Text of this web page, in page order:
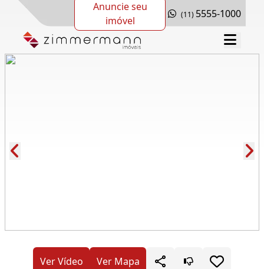
Anuncie seu
imóvel
(11) 5555-1000
Ver Vídeo
Ver Mapa